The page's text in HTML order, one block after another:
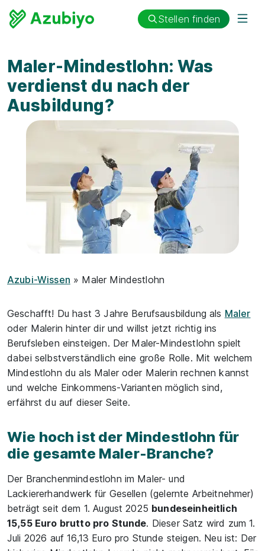
Stellen finden
Maler-Mindestlohn: Was
verdienst du nach der
Ausbildung?
Azubi-Wissen » Maler Mindestlohn
Geschafft! Du hast 3 Jahre Berufsausbildung als Maler
oder Malerin hinter dir und willst jetzt richtig ins
Berufsleben einsteigen. Der Maler-Mindestlohn spielt
dabei selbstverständlich eine große Rolle. Mit welchem
Mindestlohn du als Maler oder Malerin rechnen kannst
und welche Einkommens-Varianten möglich sind,
erfährst du auf dieser Seite.
Wie hoch ist der Mindestlohn für
die gesamte Maler-Branche?
Der Branchenmindestlohn im Maler- und
Lackiererhandwerk für Gesellen (gelernte Arbeitnehmer)
beträgt seit dem 1. August 2025 bundeseinheitlich
15,55 Euro brutto pro Stunde. Dieser Satz wird zum 1.
Juli 2026 auf 16,13 Euro pro Stunde steigen. Neu ist: Der